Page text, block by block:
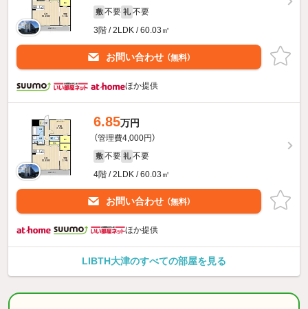
敷 不要 礼 不要
3階 / 2LDK / 60.03㎡
お問い合わせ （無料）
ほか提供
6.85万円
（管理費4,000円）
敷 不要 礼 不要
4階 / 2LDK / 60.03㎡
お問い合わせ （無料）
ほか提供
LIBTH大津のすべての部屋を見る